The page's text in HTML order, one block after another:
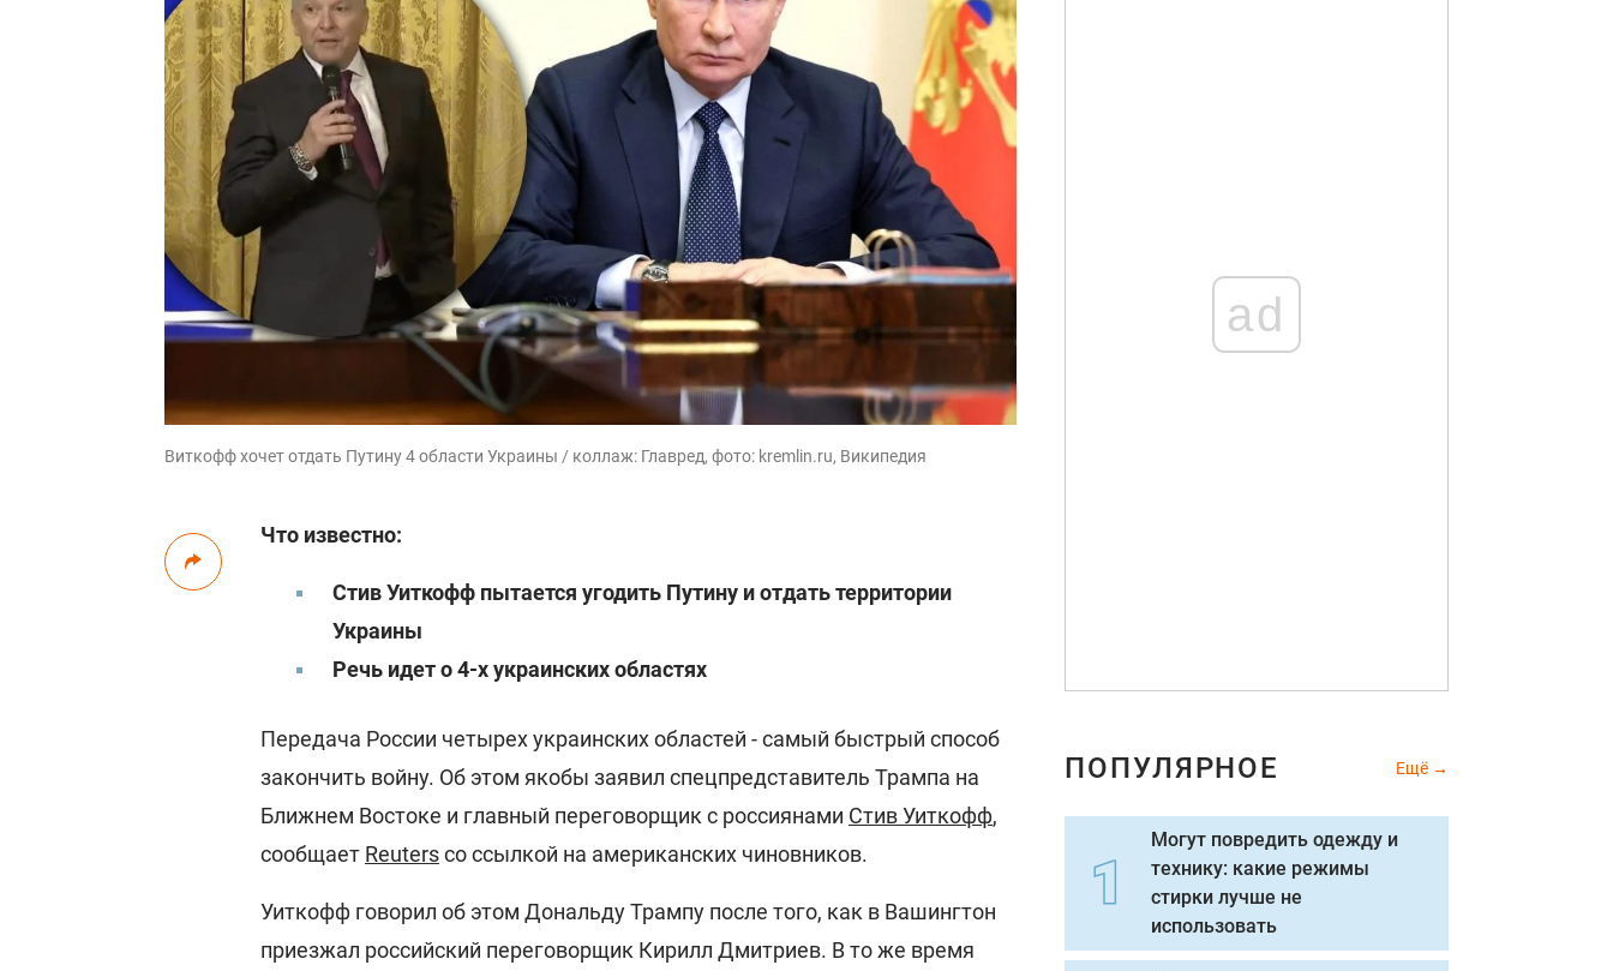
Виткофф хочет отдать Путину 4 области Украины / коллаж: Главред, фото: kremlin.ru, Википедия
Что известно:
Стив Уиткофф пытается угодить Путину и отдать территории
Украины
Речь идет о 4-х украинских областях
Передача России четырех украинских областей - самый быстрый способ
закончить войну. Об этом якобы заявил спецпредставитель Трампа на
Ближнем Востоке и главный переговорщик с россиянами Стив Уиткофф,
сообщает Reutersсо ссылкой на американских чиновников.
Уиткофф говорил об этом Дональду Трампу после того, как в Вашингтон
приезжал российский переговорщик Кирилл Дмитриев. В то же время
ad
ПОПУЛЯРНОЕ Ещё
Могут повредить одежду и
технику: какие режимы
стирки лучше не
использовать